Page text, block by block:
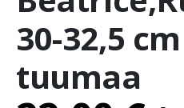
30-32,5
tuumaa